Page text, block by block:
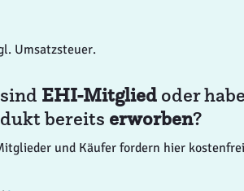
Umsatzsteuer.
EHI-Mitglied oder
bereits erworben?
und Käufer fordern hier